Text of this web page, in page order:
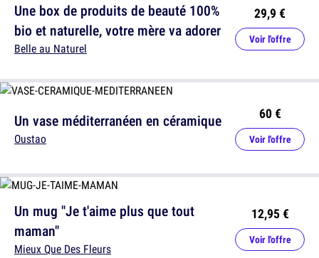
Un vase méditerranéen en céramique
Oustao
60 €
Voir l'offre
Un mug "Je t'aime plus que tout
maman"
Mieux Que Des Fleurs
12,95 €
Voir l'offre
Une box de produits de beauté 100%
bio et naturelle, votre mère va adorer
Belle au Naturel
29,9 €
Voir l'offre